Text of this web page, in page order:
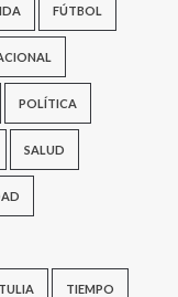
FÚTBOL
POLÍTICA
SALUD
TIEMPO